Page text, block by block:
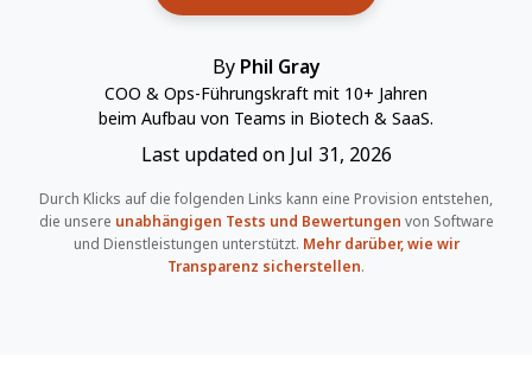
By Phil Gray
COO & Ops-Führungskraft mit 10+ Jahren
beim Aufbau von Teams in Biotech & SaaS.
Last updated on Jul 31, 2026
Durch Klicks auf die folgenden Links kann eine Provision entstehen,
die unsere unabhängigen Tests und Bewertungen von Software
und Dienstleistungen unterstützt. Mehr darüber, wie wir
Transparenz sicherstellen.